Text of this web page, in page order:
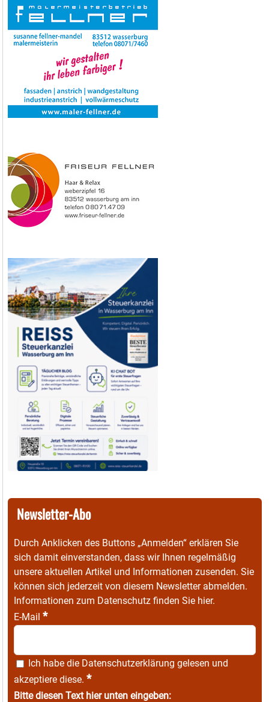
Newsletter-Abo
Durch Anklicken des Buttons „Anmelden“ erklären Sie
sich damit einverstanden, dass wir Ihnen regelmäßig
unsere aktuellen Artikel und Informationen zusenden. Sie
können sich jederzeit von diesem Newsletter abmelden.
Informationen zum Datenschutz finden Sie hier.
E-Mail *
Ich habe die Datenschutzerklärung gelesen und
akzeptiere diese. *
Bitte diesen Text hier unten eingeben: